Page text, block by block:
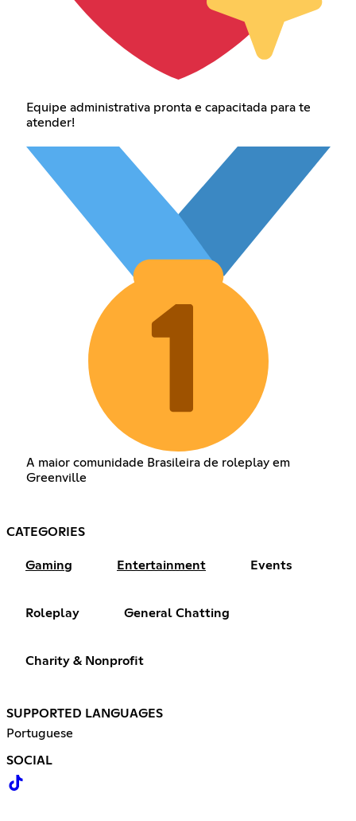
Equipe administrativa pronta e capacitada para te
atender!
A maior comunidade Brasileira de roleplay em
Greenville
CATEGORIES
Gaming Entertainment Events
Roleplay General Chatting
Charity & Nonprofit
SUPPORTED LANGUAGES
Portuguese
SOCIAL